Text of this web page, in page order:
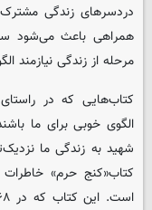
دردسرهای زندگی
همراهی باعث می‌شود
مرحله از زندگی نیازمند
کتاب‌هایی که در
الگوی خوبی برای ما
شهید به زندگی ما
کتاب«کنج حرم»